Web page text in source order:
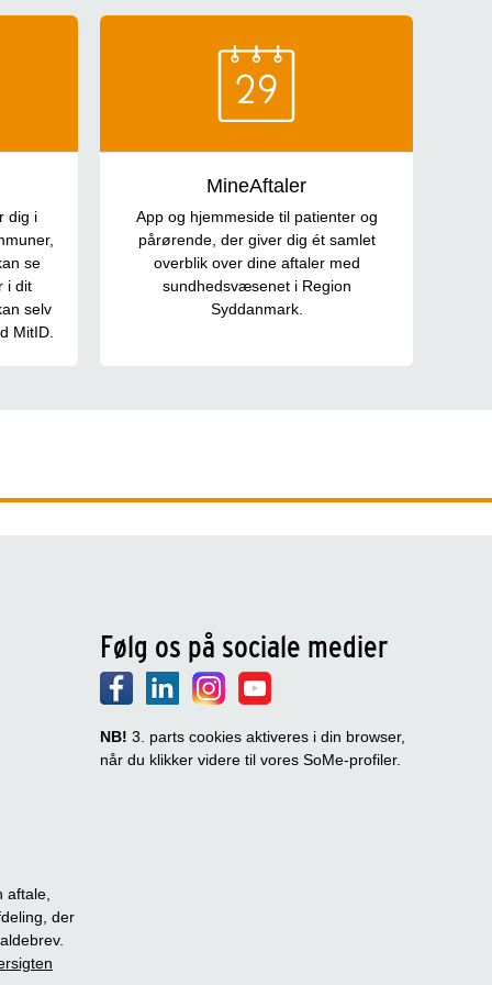
dig i
se
i dit
selv
MitID.
MineAftaler
App og hjemmeside til patienter og
pårørende, der giver dig ét samlet
overblik over dine aftaler med
sundhedsvæsenet i Region
Syddanmark.
aftale,
der
Følg os på sociale medier
NB! 3. parts cookies aktiveres i din browser,
når du klikker videre til vores SoMe-profiler.